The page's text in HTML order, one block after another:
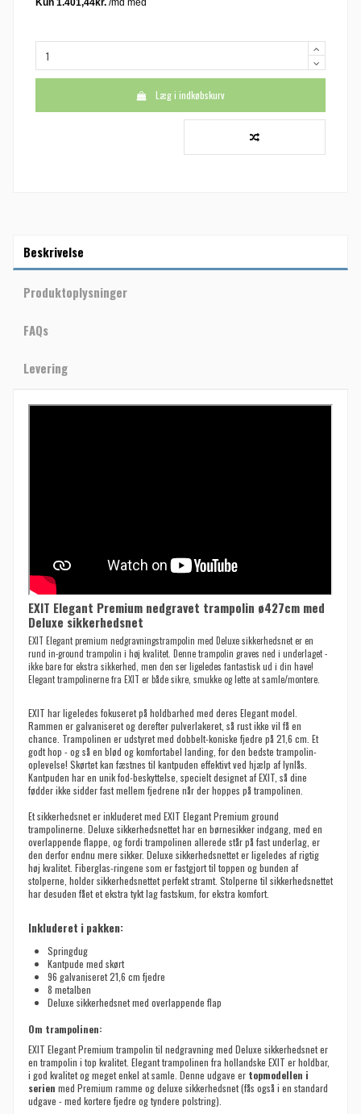
Læg i indkøbskurv
Beskrivelse
Produktoplysninger
FAQs
Levering
EXIT Elegant Premium nedgravet trampolin ø427cm med
Deluxe sikkerhedsnet
EXIT Elegant premium nedgravningstrampolin med Deluxe sikkerhedsnet er en
rund in-ground trampolin i høj kvalitet. Denne trampolin graves ned i underlaget -
ikke bare for ekstra sikkerhed, men den ser ligeledes fantastisk ud i din have!
Elegant trampolinerne fra EXIT er både sikre, smukke og lette at samle/montere.
EXIT har ligeledes fokuseret på holdbarhed med deres Elegant model.
Rammen er galvaniseret og derefter pulverlakeret, så rust ikke vil få en
chance. Trampolinen er udstyret med dobbelt-koniske fjedre på 21,6 cm. Et
godt hop - og så en blød og komfortabel landing, for den bedste trampolin-
oplevelse! Skørtet kan fæstnes til kantpuden effektivt ved hjælp af lynlås.
Kantpuden har en unik fod-beskyttelse, specielt designet af EXIT, så dine
fødder ikke sidder fast mellem fjedrene når der hoppes på trampolinen.
Et sikkerhedsnet er inkluderet med EXIT Elegant Premium ground
trampolinerne. Deluxe sikkerhedsnettet har en børnesikker indgang, med en
overlappende flappe, og fordi trampolinen allerede står på fast underlag, er
den derfor endnu mere sikker. Deluxe sikkerhedsnettet er ligeledes af rigtig
høj kvalitet. Fiberglas-ringene som er fastgjort til toppen og bunden af
stolperne, holder sikkerhedsnettet perfekt stramt. Stolperne til sikkerhedsnettet
har desuden fået et ekstra tykt lag fastskum, for ekstra komfort.
Inkluderet i pakken:
Springdug
Kantpude med skørt
96 galvaniseret 21,6 cm fjedre
8 metalben
Deluxe sikkerhedsnet med overlappende flap
Om trampolinen:
EXIT Elegant Premium trampolin til nedgravning med Deluxe sikkerhedsnet er
en trampolin i top kvalitet. Elegant trampolinen fra hollandske EXIT er holdbar,
i god kvalitet og meget enkel at samle. Denne udgave er topmodellen i
serien med Premium ramme og deluxe sikkerhedsnet (fås også i en standard
udgave - med kortere fjedre og tyndere polstring).